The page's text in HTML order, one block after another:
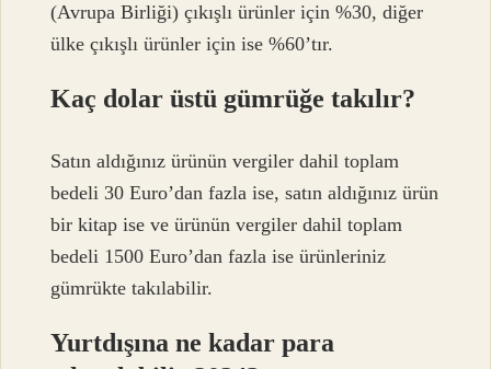
(Avrupa Birliği) çıkışlı ürünler için %30, diğer
ülke çıkışlı ürünler için ise %60’tır.
Kaç dolar üstü gümrüğe takılır?
Satın aldığınız ürünün vergiler dahil toplam
bedeli 30 Euro’dan fazla ise, satın aldığınız ürün
bir kitap ise ve ürünün vergiler dahil toplam
bedeli 1500 Euro’dan fazla ise ürünleriniz
gümrükte takılabilir.
Yurtdışına ne kadar para